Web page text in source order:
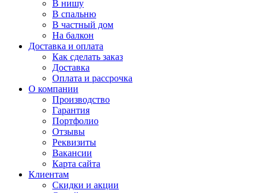
В нишу
В спальню
В частный дом
На балкон
Доставка и оплата
Как сделать заказ
Доставка
Оплата и рассрочка
О компании
Производство
Гарантия
Портфолио
Отзывы
Реквизиты
Вакансии
Карта сайта
Клиентам
Скидки и акции